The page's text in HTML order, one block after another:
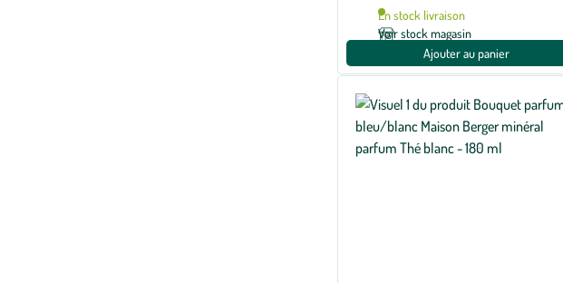
En stock livraison
Voir stock magasin
Ajouter au panier